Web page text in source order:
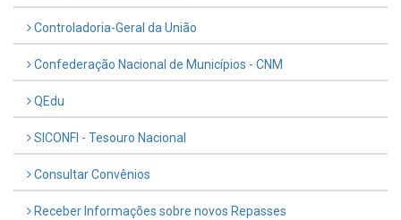
Controladoria-Geral da União
Confederação Nacional de Municípios - CNM
QEdu
SICONFI - Tesouro Nacional
Consultar Convênios
Receber Informações sobre novos Repasses